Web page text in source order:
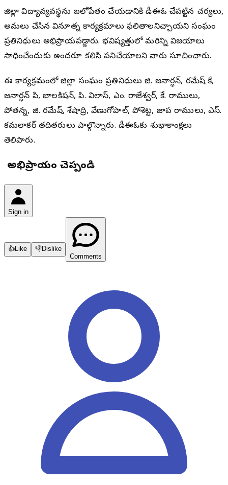
జిల్లా విద్యావ్యవస్థను బలోపేతం చేయడానికి డీఈఓ చేపట్టిన చర్యలు,
అమలు చేసిన వినూత్న కార్యక్రమాలు ఫలితాలనిచ్చాయని సంఘం
ప్రతినిధులు అభిప్రాయపడ్డారు. భవిష్యత్తులో మరిన్ని విజయాలు
సాధించేందుకు అందరూ కలిసి పనిచేయాలని వారు సూచించారు.
ఈ కార్యక్రమంలో జిల్లా సంఘం ప్రతినిధులు జి. జనార్ధన్, రమేష్ కే,
జనార్ధన్ పి, బాలకిషన్, పి. విలాస్, ఎం. రాజేశ్వర్, కే. రాములు,
పోతన్న, జి. రమేష్, శేషాద్రి, వేణుగోపాల్, పోశెట్ట, జాప రాములు, ఎస్.
కమలాకర్ తదితరులు పాల్గొన్నారు. డీఈఓకు శుభాకాంక్షలు
తెలిపారు.
మీ అభిప్రాయం చెప్పండి
Sign in
👍Like 👎Dislike
Comments